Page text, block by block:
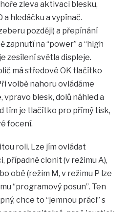
zleva aktivaci blesku,
a hledáčku a vypínač.
později) a přepínání
zapnutí na “power” a “high
zesílení světla displeje.
má středové OK tlačítko
volbě nahoru ovládáme
vpravo blesk, dolů náhled a
tím je tlačítko pro přímý tisk,
focení.
roli. Lze jím ovládat
případně clonit (v režimu A),
obé (režim M, v režimu P lze
“programový posun”. Ten
chce to “jemnou práci” s